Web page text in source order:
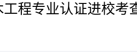
程专业认证进校考